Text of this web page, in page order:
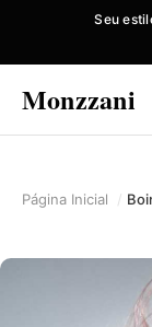
Seu
Monzzani
Página Inicial